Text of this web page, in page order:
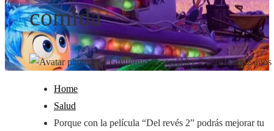
comida
Juan Guillermo CastroHace 2 añosHace 2 años
Home
Salud
Porque con la película “Del revés 2” podrás mejorar tu